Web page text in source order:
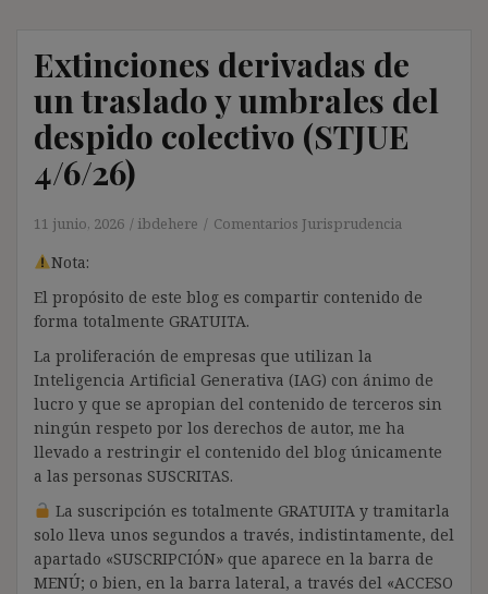
Extinciones derivadas de
un traslado y umbrales del
despido colectivo (STJUE
4/6/26)
11 junio, 2026 ibdehere Comentarios Jurisprudencia
Nota:
El propósito de este blog es compartir contenido de
forma totalmente GRATUITA.
La proliferación de empresas que utilizan la
Inteligencia Artificial Generativa (IAG) con ánimo de
lucro y que se apropian del contenido de terceros sin
ningún respeto por los derechos de autor, me ha
llevado a restringir el contenido del blog únicamente
a las personas SUSCRITAS.
La suscripción es totalmente GRATUITA y tramitarla
solo lleva unos segundos a través, indistintamente, del
apartado «SUSCRIPCIÓN» que aparece en la barra de
MENÚ; o bien, en la barra lateral, a través del «ACCESO